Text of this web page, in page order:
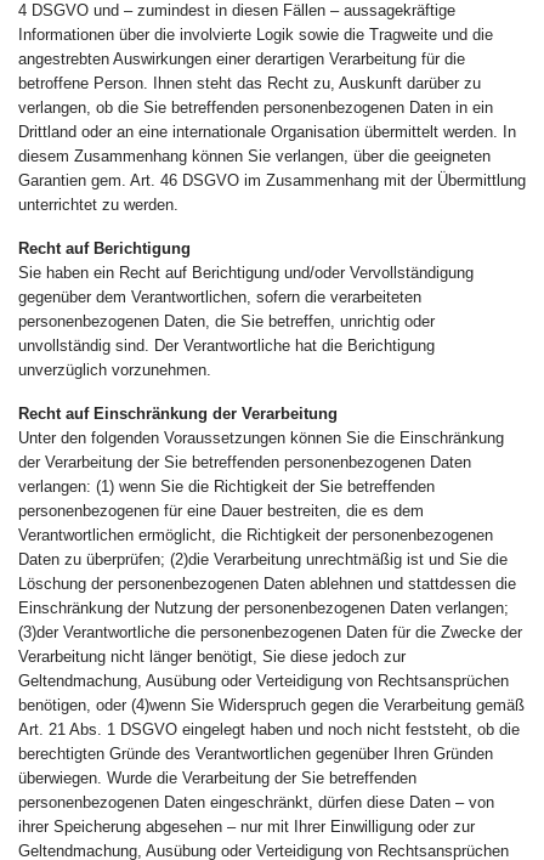
4 DSGVO und – zumindest in diesen Fällen – aussagekräftige
Informationen über die involvierte Logik sowie die Tragweite und die
angestrebten Auswirkungen einer derartigen Verarbeitung für die
betroffene Person. Ihnen steht das Recht zu, Auskunft darüber zu
verlangen, ob die Sie betreffenden personenbezogenen Daten in ein
Drittland oder an eine internationale Organisation übermittelt werden. In
diesem Zusammenhang können Sie verlangen, über die geeigneten
Garantien gem. Art. 46 DSGVO im Zusammenhang mit der Übermittlung
unterrichtet zu werden.
Recht auf Berichtigung
Sie haben ein Recht auf Berichtigung und/oder Vervollständigung
gegenüber dem Verantwortlichen, sofern die verarbeiteten
personenbezogenen Daten, die Sie betreffen, unrichtig oder
unvollständig sind. Der Verantwortliche hat die Berichtigung
unverzüglich vorzunehmen.
Recht auf Einschränkung der Verarbeitung
Unter den folgenden Voraussetzungen können Sie die Einschränkung
der Verarbeitung der Sie betreffenden personenbezogenen Daten
verlangen: (1) wenn Sie die Richtigkeit der Sie betreffenden
personenbezogenen für eine Dauer bestreiten, die es dem
Verantwortlichen ermöglicht, die Richtigkeit der personenbezogenen
Daten zu überprüfen; (2)die Verarbeitung unrechtmäßig ist und Sie die
Löschung der personenbezogenen Daten ablehnen und stattdessen die
Einschränkung der Nutzung der personenbezogenen Daten verlangen;
(3)der Verantwortliche die personenbezogenen Daten für die Zwecke der
Verarbeitung nicht länger benötigt, Sie diese jedoch zur
Geltendmachung, Ausübung oder Verteidigung von Rechtsansprüchen
benötigen, oder (4)wenn Sie Widerspruch gegen die Verarbeitung gemäß
Art. 21 Abs. 1 DSGVO eingelegt haben und noch nicht feststeht, ob die
berechtigten Gründe des Verantwortlichen gegenüber Ihren Gründen
überwiegen. Wurde die Verarbeitung der Sie betreffenden
personenbezogenen Daten eingeschränkt, dürfen diese Daten – von
ihrer Speicherung abgesehen – nur mit Ihrer Einwilligung oder zur
Geltendmachung, Ausübung oder Verteidigung von Rechtsansprüchen